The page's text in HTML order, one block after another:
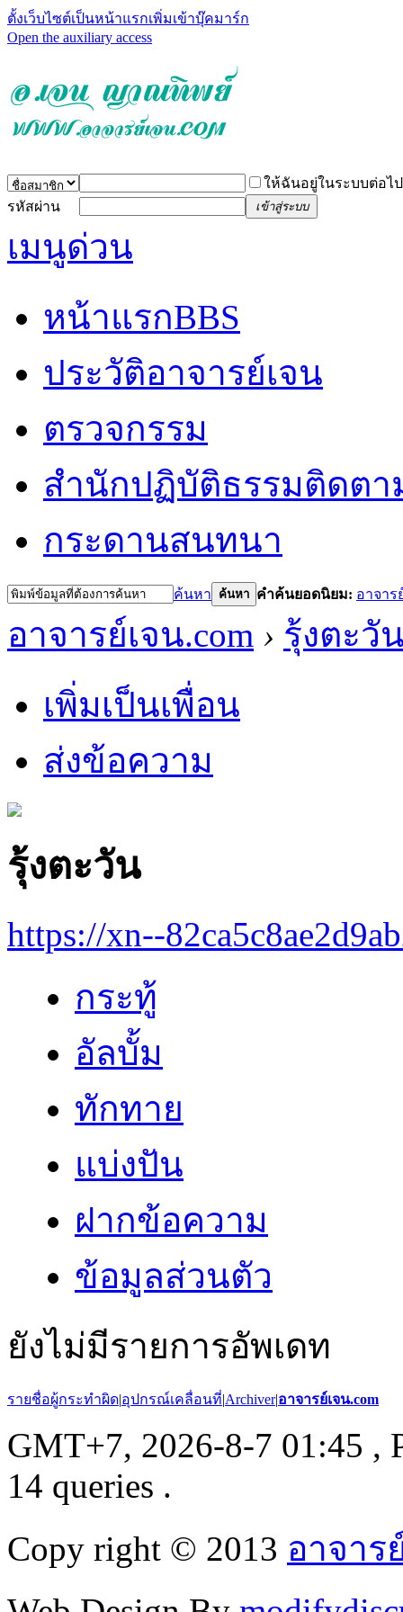
ตั้งเว็บไซต์เป็นหน้าแรกเพิ่มเข้าบุ๊คมาร์ก
Open the auxiliary access
ให้ฉันอยู่ในระบบต่อไป
รหัสผ่าน
เข้าสู่ระบบ
เมนูด่วน
หน้าแรกBBS
ประวัติอาจารย์เจน
ตรวจกรรม
สำนักปฏิบัติธรรมติดต
กระดานสนทนา
ค้นหา ค้นหา คำค้นยอดนิยม: อาจาร
อาจารย์เจน.com › รุ้งตะวั
เพิ่มเป็นเพื่อน
ส่งข้อความ
รุ้งตะวัน
https://xn--
กระทู้
อัลบั้ม
ทักทาย
แบ่งปัน
ฝากข้อความ
ข้อมูลส่วนตัว
ยังไม่มีรายการอัพเดท
รายชื่อผู้กระทำผิด|อุปกรณ์เคลื่อนที่|Archiver|อาจารย์เจน.com
GMT+7, 2026-8-7 01:45 ,
14 queries .
Copy right © 2013 อาจาร